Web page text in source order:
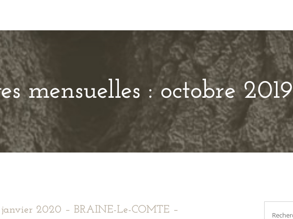
mensuelles :octobre 2019
janvier 2020 – BRAINE-Le-COMTE –